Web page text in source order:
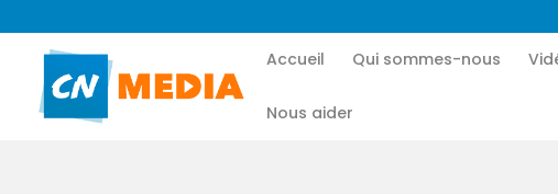
Accueil Qui sommes-nous
Nous aider